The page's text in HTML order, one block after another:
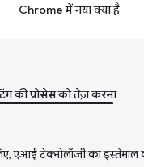
Chrome में नया क्या है
की प्रोसेस को तेज़ करना
एआई टेक्नोलॉजी का इस्तेमाल